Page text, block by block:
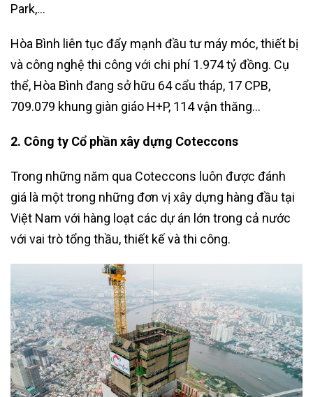
Park,…
Hòa Bình liên tục đẩy mạnh đầu tư máy móc, thiết bị
và công nghệ thi công với chi phí 1.974 tỷ đồng. Cụ
thể, Hòa Bình đang sở hữu 64 cẩu tháp, 17 CPB,
709.079 khung giàn giáo H+P, 114 vận thăng…
2. Công ty Cổ phần xây dựng Coteccons
Trong những năm qua Coteccons luôn được đánh
giá là một trong những đơn vị xây dựng hàng đầu tại
Việt Nam với hàng loạt các dự án lớn trong cả nước
với vai trò tổng thầu, thiết kế và thi công.